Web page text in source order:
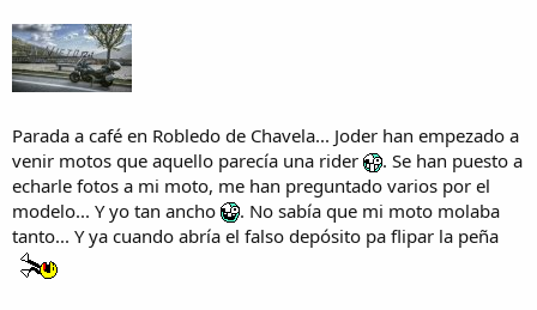
Parada a café en Robledo de Chavela... Joder han empezado a
venir motos que aquello parecía una rider
. Se han puesto a
echarle fotos a mi moto, me han preguntado varios por el
modelo... Y yo tan ancho
. No sabía que mi moto molaba
tanto... Y ya cuando abría el falso depósito pa flipar la peña